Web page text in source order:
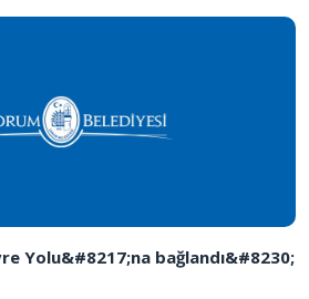
Yolu&#8217;na bağlandı&#8230;